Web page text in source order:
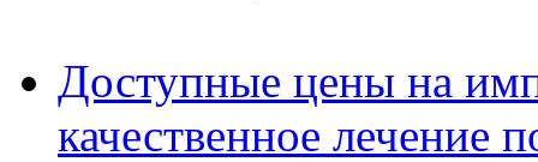
Доступные цены на
качественное лечение